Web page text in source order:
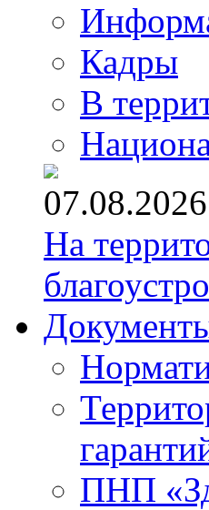
Кадры
В
07.08.2026
На
ПНП